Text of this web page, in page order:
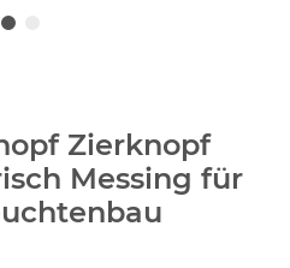
Zierknopf
Messing für